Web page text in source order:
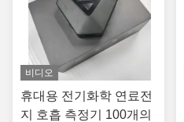
비디오
휴대용 전기화학 연료전
지 호흡 측정기 100개의